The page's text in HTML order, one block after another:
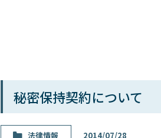
秘密保持契約について
法律情報 2014/07/28